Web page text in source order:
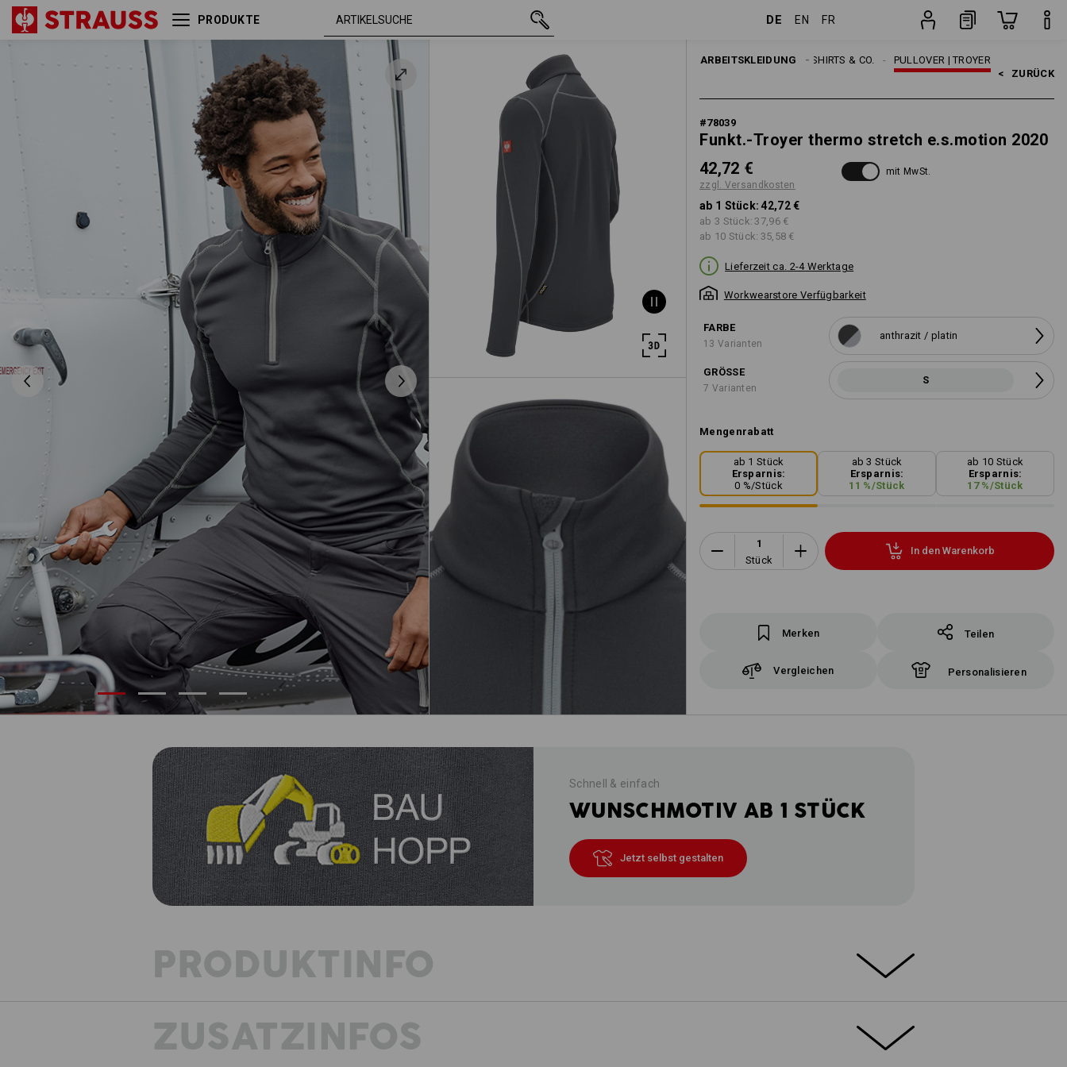
PRODUKTE DE EN FR
01
ARBEITSKLEIDUNG PULLOVER | TROYER
SHIRTS & CO.
HERREN
< ZURÜCK
#78039
Funkt.-Troyer thermo stretch e.s.motion 2020
42,72 €
zzgl. Versandkosten
mit MwSt.
ab 1 Stück: 42,72 €
ab 3 Stück: 37,96 €
ab 10 Stück: 35,58 €
Lieferzeit ca. 2-4 Werktage
Workwearstore Verfügbarkeit
FARBE
13 Varianten
anthrazit / platin
GRÖSSE
7 Varianten
S
Mengenrabatt
ab 1 Stück
Ersparnis:
0 %/Stück
ab 3 Stück
Ersparnis:
11 %/Stück
ab 10 Stück
Ersparnis:
17%/Stück
Stück
In den Warenkorb
Merken Teilen
Vergleichen Personalisieren
Funkt.-Troyer thermo
stretch e.s.motion 2020
S
Schnell & einfach
WUNSCHMOTIV AB 1 STÜCK
Jetzt selbst gestalten
PRODUKTINFO
Der sportliche Funktions-Troyer thermo stretch e.s.motion 2020 ist ein echter
ZUSATZINFOS